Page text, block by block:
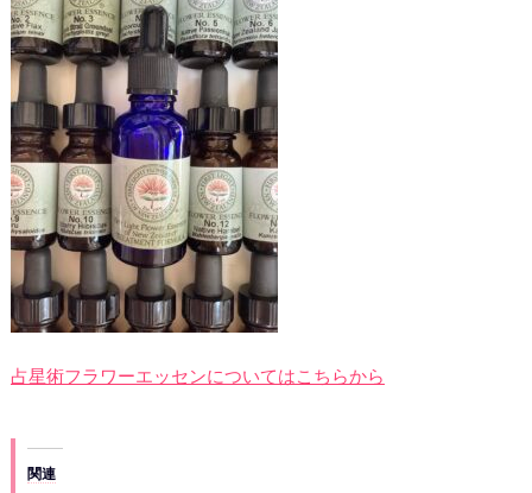
占星術フラワーエッセンについてはこちらから
関連